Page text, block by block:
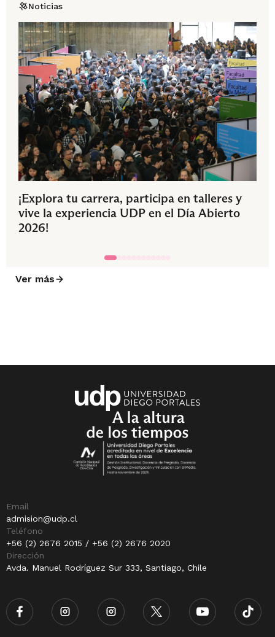
Noticias
¡Explora tu carrera, participa en talleres y
vive la experiencia UDP en el Día Abierto
2026!
Ver más
Email
admision@udp.cl
Teléfono
+56 (2) 2676 2015 / +56 (2) 2676 2020
Dirección
Avda. Manuel Rodríguez Sur 333, Santiago, Chile